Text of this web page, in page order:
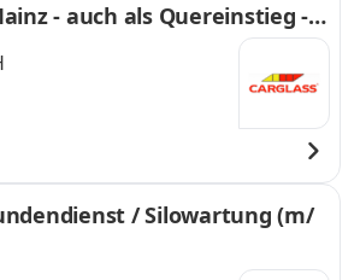
- auch als Quereinstieg - 2
/ Silowartung (m/